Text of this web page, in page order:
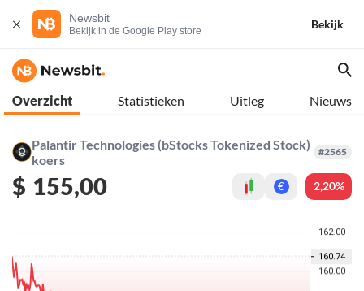
Newsbit
Bekijk in de Google Play store
Bekijk
Overzicht Statistieken Uitleg Nieuws
Palantir Technologies (bStocks Tokenized Stock)
koers
#2565
$ 155,00 € 2,20%